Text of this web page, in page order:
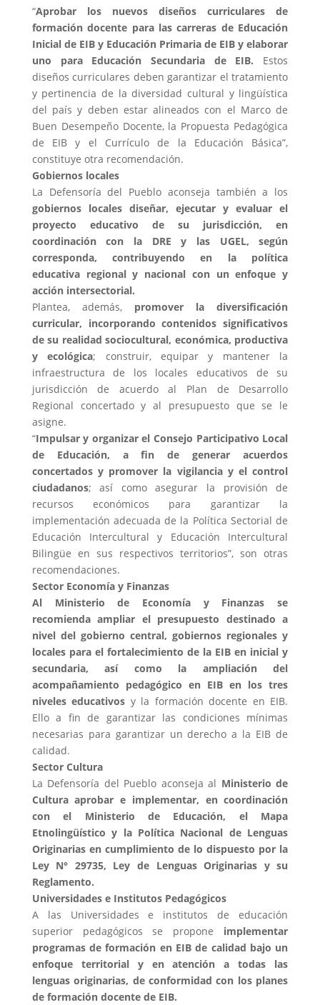
“Aprobar los nuevos diseños curriculares de
formación docente para las carreras de Educación
Inicial de EIB y Educación Primaria de EIB y elaborar
uno para Educación Secundaria de EIB. Estos
diseños curriculares deben garantizar el tratamiento
y pertinencia de la diversidad cultural y lingüística
del país y deben estar alineados con el Marco de
Buen Desempeño Docente, la Propuesta Pedagógica
de EIB y el Currículo de la Educación Básica”,
constituye otra recomendación.
Gobiernos locales
La Defensoría del Pueblo aconseja también a los
gobiernos locales diseñar, ejecutar y evaluar el
proyecto educativo de su jurisdicción, en
coordinación con la DRE y las UGEL, según
corresponda, contribuyendo en la política
educativa regional y nacional con un enfoque y
acción intersectorial.
Plantea, además, promover la diversificación
curricular, incorporando contenidos significativos
de su realidad sociocultural, económica, productiva
y ecológica; construir, equipar y mantener la
infraestructura de los locales educativos de su
jurisdicción de acuerdo al Plan de Desarrollo
Regional concertado y al presupuesto que se le
asigne.
“Impulsar y organizar el Consejo Participativo Local
de Educación, a fin de generar acuerdos
concertados y promover la vigilancia y el control
ciudadanos; así como asegurar la provisión de
recursos económicos para garantizar la
implementación adecuada de la Política Sectorial de
Educación Intercultural y Educación Intercultural
Bilingüe en sus respectivos territorios”, son otras
recomendaciones.
Sector Economía y Finanzas
Al Ministerio de Economía y Finanzas se
recomienda ampliar el presupuesto destinado a
nivel del gobierno central, gobiernos regionales y
locales para el fortalecimiento de la EIB en inicial y
secundaria, así como la ampliación del
acompañamiento pedagógico en EIB en los tres
niveles educativos y la formación docente en EIB.
Ello a fin de garantizar las condiciones mínimas
necesarias para garantizar un derecho a la EIB de
calidad.
Sector Cultura
La Defensoría del Pueblo aconseja al Ministerio de
Cultura aprobar e implementar, en coordinación
con el Ministerio de Educación, el Mapa
Etnolingüístico y la Política Nacional de Lenguas
Originarias en cumplimiento de lo dispuesto por la
Ley N° 29735, Ley de LenguasOriginarias y su
Reglamento.
Universidades e Institutos Pedagógicos
A las Universidades e institutos de educación
superior pedagógicos se propone implementar
programas de formación en EIB de calidad bajo un
enfoque territorial y en atención a todas las
lenguas originarias, de conformidad con los planes
de formación docente de EIB.